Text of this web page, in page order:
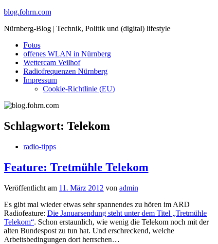
Skip
content
blog.fohrn.com
Nürnberg-Blog | Technik, Politik und (digital) lifestyle
Fotos
offenes WLAN in Nürnberg
Wettercam Veilhof
Radiofrequenzen Nürnberg
Impressum
Cookie-Richtlinie (EU)
Schlagwort: Telekom
radio-tipps
Feature: Tretmühle Telekom
Veröffentlicht am 11. März 2012 von admin
Es gibt mal wieder etwas sehr spannendes zu hören im ARD
Radiofeature: Die Januarsendung steht unter dem Titel „Tretmühle
Telekom“. Schon erstaunlich, wie wenig die Telekom noch mit der
alten Bundespost zu tun hat. Und erschreckend, welche
Arbeitsbedingungen dort herrschen…